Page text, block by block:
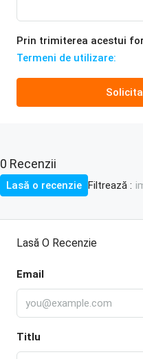
Prin trimiterea acestui
Termeni de utilizare:
0 Recenzii
Filtrează :
Lasă o recenzie
Lasă O Recenzie
Email
Titlu